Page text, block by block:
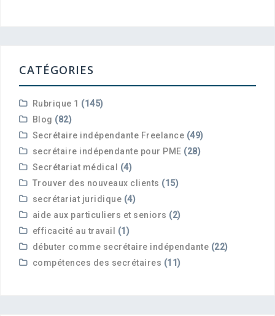
CATÉGORIES
Rubrique 1 (145)
Blog (82)
Secrétaire indépendante Freelance (49)
secrétaire indépendante pour PME (28)
Secrétariat médical
(4)
Trouver des nouveaux clients (15)
secrétariat juridique (4)
aide aux particuliers et seniors (2)
efficacité au travail
(1)
débuter comme secrétaire indépendante (22)
compétences des secrétaires (11)